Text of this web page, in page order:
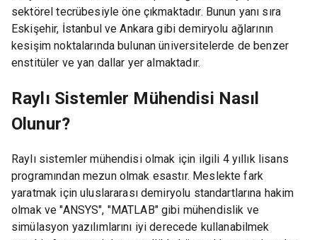
sektörel tecrübesiyle öne çıkmaktadır. Bunun yanı sıra
Eskişehir, İstanbul ve Ankara gibi demiryolu ağlarının
kesişim noktalarında bulunan üniversitelerde de benzer
enstitüler ve yan dallar yer almaktadır.
Raylı Sistemler Mühendisi Nasıl
Olunur?
Raylı sistemler mühendisi olmak için ilgili 4 yıllık lisans
programından mezun olmak esastır. Meslekte fark
yaratmak için uluslararası demiryolu standartlarına hakim
olmak ve "ANSYS", "MATLAB" gibi mühendislik ve
simülasyon yazılımlarını iyi derecede kullanabilmek